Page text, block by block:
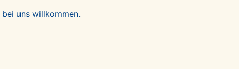
uns willkommen.